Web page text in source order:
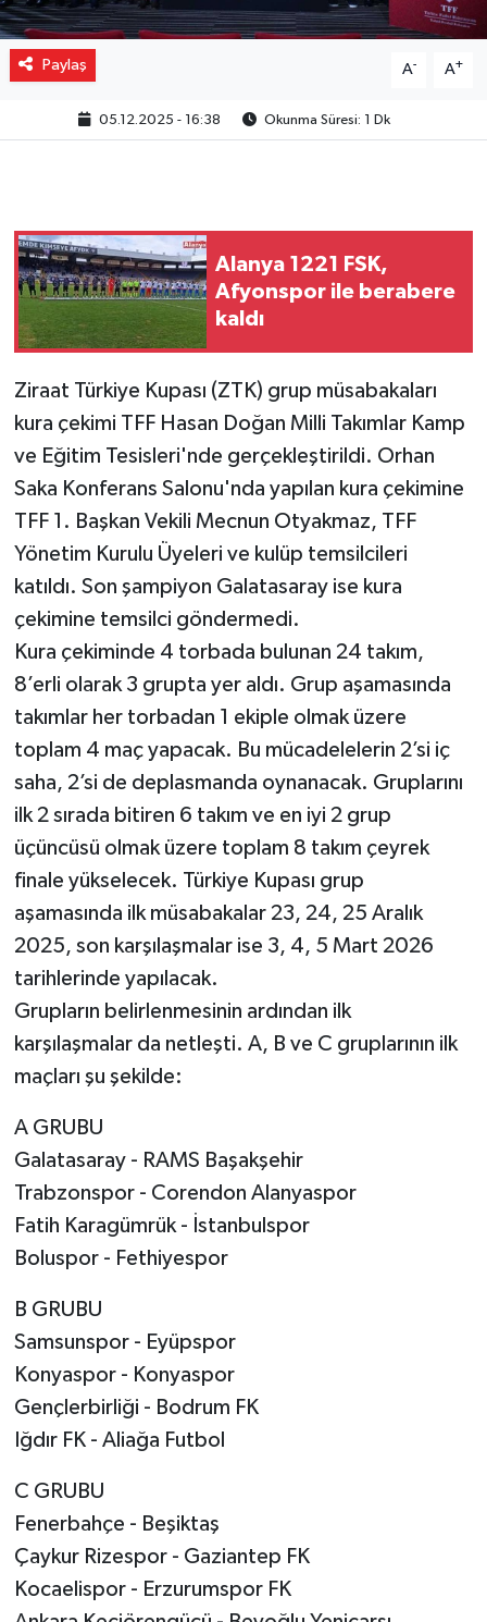
Paylaş A- A+
05.12.2025 - 16:38 Okunma Süresi: 1 Dk
Alanya 1221 FSK,
Afyonspor ile berabere
kaldı
Ziraat Türkiye Kupası (ZTK) grup müsabakaları
kura çekimi TFF Hasan Doğan Milli Takımlar Kamp
ve Eğitim Tesisleri'nde gerçekleştirildi. Orhan
Saka Konferans Salonu'nda yapılan kura çekimine
TFF 1. Başkan Vekili Mecnun Otyakmaz, TFF
Yönetim Kurulu Üyeleri ve kulüp temsilcileri
katıldı. Son şampiyon Galatasaray ise kura
çekimine temsilci göndermedi.
Kura çekiminde 4 torbada bulunan 24 takım,
8’erli olarak 3 grupta yer aldı. Grup aşamasında
takımlar her torbadan 1 ekiple olmak üzere
toplam 4 maç yapacak. Bu mücadelelerin 2’si iç
saha, 2’si de deplasmanda oynanacak. Gruplarını
ilk 2 sırada bitiren 6 takım ve en iyi 2 grup
üçüncüsü olmak üzere toplam 8 takım çeyrek
finale yükselecek. Türkiye Kupası grup
aşamasında ilk müsabakalar 23, 24, 25 Aralık
2025, son karşılaşmalar ise 3, 4, 5 Mart 2026
tarihlerinde yapılacak.
Grupların belirlenmesinin ardından ilk
karşılaşmalar da netleşti. A, B ve C gruplarının ilk
maçları şu şekilde:
A GRUBU
Galatasaray - RAMS Başakşehir
Trabzonspor - Corendon Alanyaspor
Fatih Karagümrük - İstanbulspor
Boluspor - Fethiyespor
B GRUBU
Samsunspor - Eyüpspor
Konyaspor - Konyaspor
Gençlerbirliği - Bodrum FK
Iğdır FK - Aliağa Futbol
C GRUBU
Fenerbahçe - Beşiktaş
Çaykur Rizespor - Gaziantep FK
Kocaelispor - Erzurumspor FK